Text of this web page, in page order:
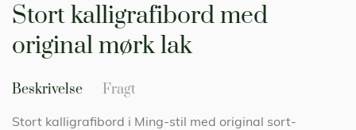
Stort kalligrafibord med
original mørk lak
Beskrivelse
Stort kalligrafibord i Ming-stil med original sort-
Fragt
starten
billedgalleriet